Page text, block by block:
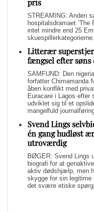
STREAMING: Anden
hospitalsdramaet ‘The
intet mindre end 25
skuespillerkategorierne.
Litterær
fængsel efter søns
SAMFUND: Den
forfatter Chimamanda
åben konflikt med
Euracare i Lagos efter
udviklet sig til et
mangelfuld
Svend Lings
én gang hudløst
utroværdig
BØGER: Svend Lings
biografi for at
aktiv dødshjælp, men
skygge for sin legitime
det svære etiske